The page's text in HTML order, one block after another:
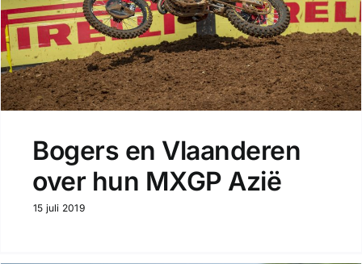
Bogers en Vlaanderen
over hun MXGP Azië
15 juli 2019